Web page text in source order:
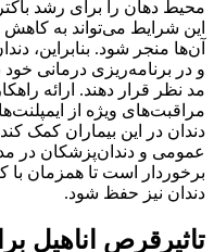
محیط دهان را برای رشد
این شرایط می‌تواند به
آن‌ها منجر شود. بنابراین،
و در برنامه‌ریزی درمانی خود
مد نظر قرار دهند. ارائه
مراقبت‌های ویژه از
دندان در این بیماران کمک
عمومی و دندان‌پزشکان در
برخوردار است تا همزمان
دندان نیز حفظ شود.
تاثیرقرص اناهیل